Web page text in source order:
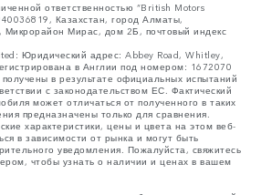
ответственностью “British Motors
Казахстан, город Алматы,
Микрорайон Мирас, дом 2Б, почтовый индекс
Юридический адрес: Abbey Road, Whitley,
в Англии под номером: 1672070
в результате официальных испытаний
с законодательством ЕС. Фактический
может отличаться от полученного в таких
предназначены только для сравнения.
характеристики, цены и цвета на этом веб-
в зависимости от рынка и могут быть
уведомления. Пожалуйста, свяжитесь
чтобы узнать о наличии и ценах в вашем